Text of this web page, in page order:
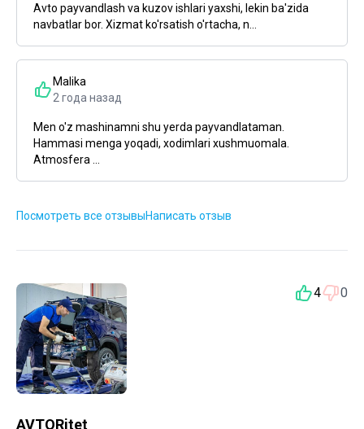
Avto payvandlash va kuzov ishlari yaxshi, lekin ba'zida
navbatlar bor. Xizmat ko'rsatish o'rtacha, n...
Malika
2 года назад
Men o'z mashinamni shu yerda payvandlataman.
Hammasi menga yoqadi, xodimlari xushmuomala.
Atmosfera ...
Посмотреть все отзывыНаписать отзыв
4 0
AVTORitet